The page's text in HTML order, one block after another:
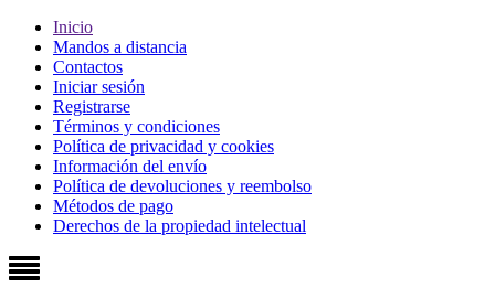
Inicio
Mandos a distancia
Contactos
Iniciar sesión
Registrarse
Términos y condiciones
Política de privacidad y cookies
Información del envío
Política de devoluciones y reembolso
Métodos de pago
Derechos de la propiedad intelectual